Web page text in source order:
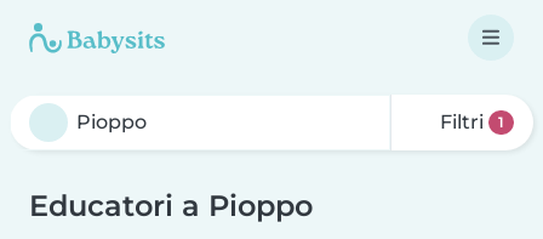
Filtri 1
Educatori a Pioppo